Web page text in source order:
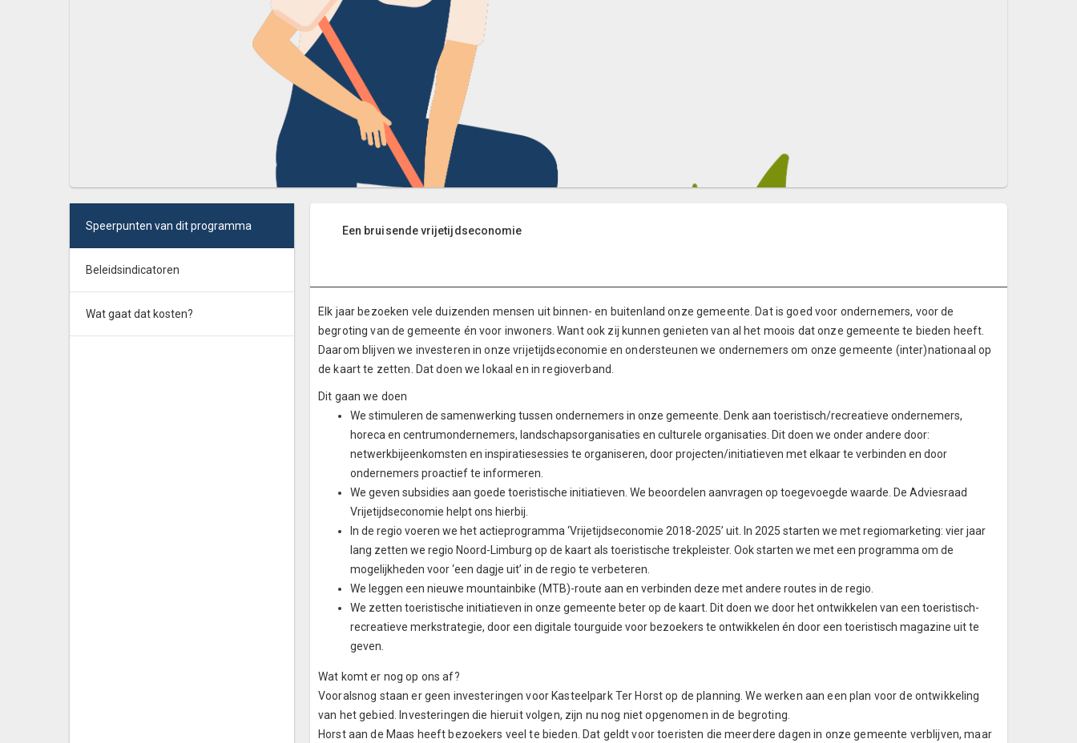
Speerpunten van dit programma
Beleidsindicatoren
Wat gaat dat kosten?
Een bruisende vrijetijdseconomie
Elk jaar bezoeken vele duizenden mensen uit binnen- en buitenland onze gemeente. Dat is goed voor ondernemers, voor de
begroting van de gemeente én voor inwoners. Want ook zij kunnen genieten van al het moois dat onze gemeente te bieden heeft.
Daarom blijven we investeren in onze vrijetijdseconomie en ondersteunen we ondernemers om onze gemeente (inter)nationaal op
de kaart te zetten. Dat doen we lokaal en in regioverband.
Dit gaan we doen
We stimuleren de samenwerking tussen ondernemers in onze gemeente. Denk aan toeristisch/recreatieve ondernemers,
horeca en centrumondernemers, landschapsorganisaties en culturele organisaties. Dit doen we onder andere door:
netwerkbijeenkomsten en inspiratiesessies te organiseren, door projecten/initiatieven met elkaar te verbinden en door
ondernemers proactief te informeren.
We geven subsidies aan goede toeristische initiatieven. We beoordelen aanvragen op toegevoegde waarde. De Adviesraad
Vrijetijdseconomie helpt ons hierbij.
In de regio voeren we het actieprogramma ‘Vrijetijdseconomie 2018-2025’ uit. In 2025 starten we met regiomarketing: vier jaar
lang zetten we regio Noord-Limburg op de kaart als toeristische trekpleister. Ook starten we met een programma om de
mogelijkheden voor ‘een dagje uit’ in de regio te verbeteren.
We leggen een nieuwe mountainbike (MTB)-route aan en verbinden deze met andere routes in de regio.
We zetten toeristische initiatieven in onze gemeente beter op de kaart. Dit doen we door het ontwikkelen van een toeristisch-
recreatieve merkstrategie, door een digitale tourguide voor bezoekers te ontwikkelen én door een toeristisch magazine uit te
geven.
Wat komt er nog op ons af?
Vooralsnog staan er geen investeringen voor Kasteelpark Ter Horst op de planning. We werken aan een plan voor de ontwikkeling
van het gebied. Investeringen die hieruit volgen, zijn nu nog niet opgenomen in de begroting.
Horst aan de Maas heeft bezoekers veel te bieden. Dat geldt voor toeristen die meerdere dagen in onze gemeente verblijven, maar